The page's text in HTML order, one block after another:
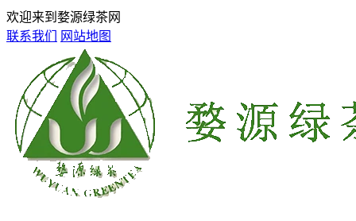
欢迎来到婺源绿茶网
联系我们
网站地图